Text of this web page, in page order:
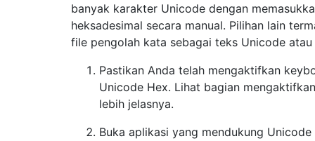
banyak karakter Unicode dengan
heksadesimal secara manual. Pilihan lain
file pengolah kata sebagai teks Unicode atau
Pastikan Anda telah mengaktifkan
Unicode Hex. Lihat bagian
lebih jelasnya.
Buka aplikasi yang mendukung